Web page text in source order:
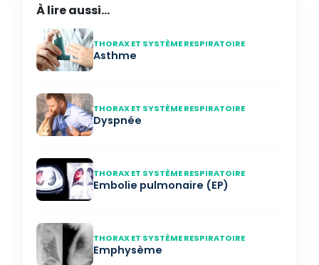
À lire aussi...
THORAX ET SYSTÈME RESPIRATOIRE
Asthme
THORAX ET SYSTÈME RESPIRATOIRE
Dyspnée
THORAX ET SYSTÈME RESPIRATOIRE
Embolie pulmonaire (EP)
THORAX ET SYSTÈME RESPIRATOIRE
Emphysème